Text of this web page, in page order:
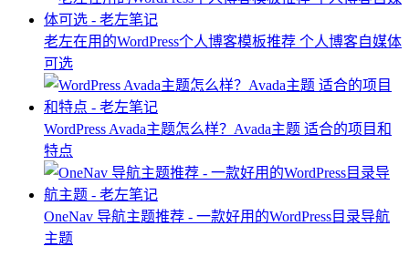
老左在用的WordPress个人博客模板推荐 个人博客自媒体
可选
WordPress Avada主题怎么样？Avada主题 适合的项目和
特点
OneNav 导航主题推荐 - 一款好用的WordPress目录导航
主题